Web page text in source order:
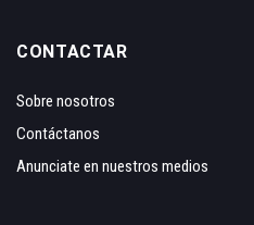
CONTACTAR
Sobre nosotros
Contáctanos
Anunciate en nuestros medios